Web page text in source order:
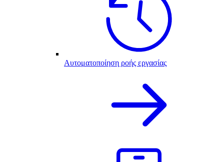
Αυτοματοποίηση ροής εργασίας